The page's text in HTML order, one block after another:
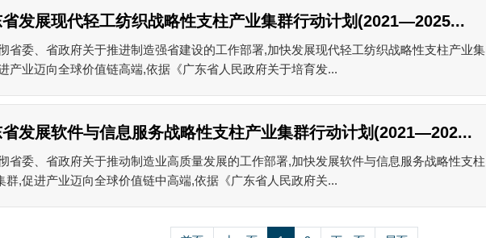
省发展现代轻工纺织战略性支柱产业集群行动计划(2021—2025...
省委、省政府关于推进制造强省建设的工作部署,加快发展现代轻工纺织战略性支柱产业集
产业迈向全球价值链高端,依据《广东省人民政府关于培育发...
省发展软件与信息服务战略性支柱产业集群行动计划(2021—202...
省委、省政府关于推动制造业高质量发展的工作部署,加快发展软件与信息服务战略性支柱
群,促进产业迈向全球价值链中高端,依据《广东省人民政府关...